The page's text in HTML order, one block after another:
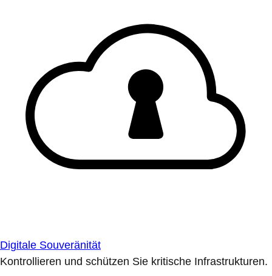
Digitale Souveränität
Kontrollieren und schützen Sie kritische Infrastrukturen.